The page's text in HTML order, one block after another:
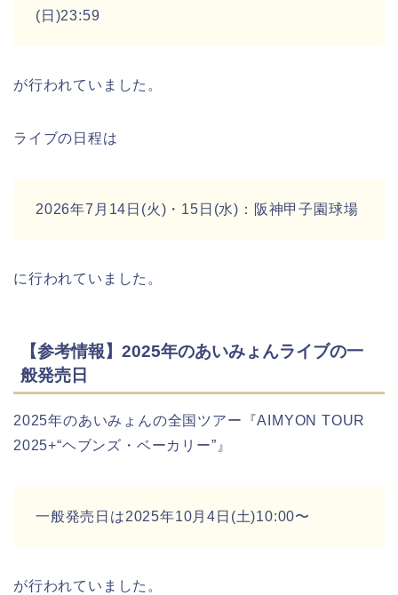
(日)23:59
が行われていました。
ライブの日程は
2026年7月14日(火)・15日(水)：阪神甲子園球場
に行われていました。
【参考情報】2025年のあいみょんライブの一
般発売日
2025年のあいみょんの全国ツアー『AIMYON TOUR
2025+“ヘブンズ・ベーカリー”』
一般発売日は2025年10月4日(土)10:00〜
が行われていました。